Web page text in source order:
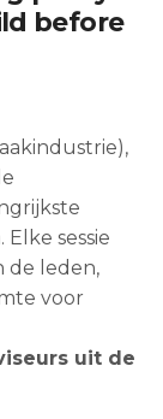
before
sessie
de leden,
voor
uit de